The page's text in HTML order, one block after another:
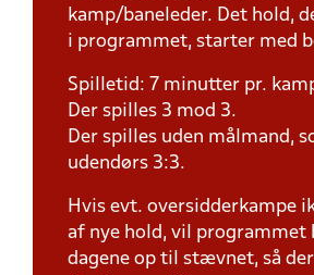
kamp/baneleder. Det hold,
i programmet, starter med
Spilletid: 7 minutter pr.
Der spilles 3 mod 3.
Der spilles uden målmand,
udendørs 3:3.
Hvis evt. oversidderkampe
af nye hold, vil
dagene op til stævnet, så